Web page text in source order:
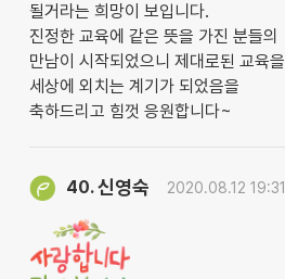
될거라는 희망이 보입니다.
진정한 교육에 같은 뜻을 가진 분들의
만남이 시작되었으니 제대로된 교육을
세상에 외치는 계기가 되었음을
축하드리고 힘껏 응원합니다~
40.신영숙 2020.08.12 19:31